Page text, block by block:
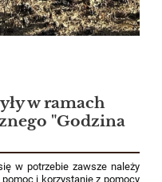
w ramach
"Godzina
w potrzebie zawsze należy
i korzystanie z pomocy